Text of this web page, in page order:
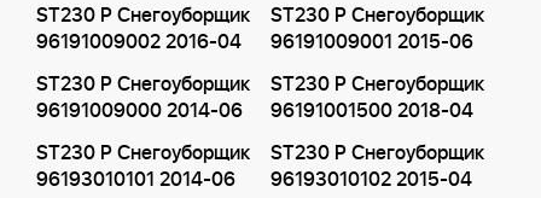
ST230 P Снегоуборщик
96191009002 2016-04
ST230 P Снегоуборщик
96191009001 2015-06
ST230 P Снегоуборщик
96191009000 2014-06
ST230 P Снегоуборщик
96191001500 2018-04
ST230 P Снегоуборщик
96193010101 2014-06
ST230 P Снегоуборщик
96193010102 2015-04